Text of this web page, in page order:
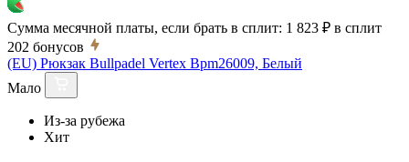
Сумма месячной платы, если брать в сплит: 1 823 ₽ в сплит
202 бонусов
(EU) Рюкзак Bullpadel Vertex Bpm26009, Белый
Мало
Из-за рубежа
Хит